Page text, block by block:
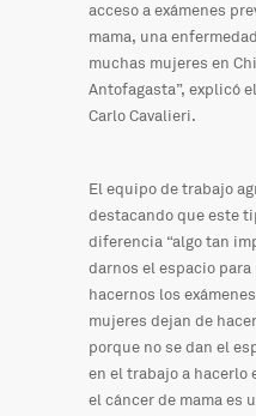
acceso a exámenes
mama, una
muchas mujeres en
Antofagasta”, explicó
Carlo Cavalieri.
El equipo de trabajo
destacando que este
diferencia “algo tan
darnos el espacio
hacernos los
mujeres dejan de
porque no se dan el
en el trabajo a hacerlo
el cáncer de mama es